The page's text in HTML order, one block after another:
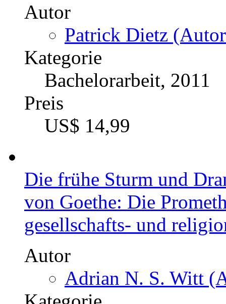
Autor
Patrick Dietz
Kategorie
Bachelorarbeit, 2011
Preis
US$ 14,99
Die frühe Sturm und
von Goethe: Die
gesellschafts- und
Autor
Adrian N. S. Witt